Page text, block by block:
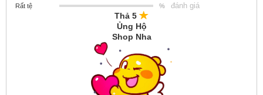
Rất tệ % đánh giá
Thả 5
Ủng Hộ
Shop Nha